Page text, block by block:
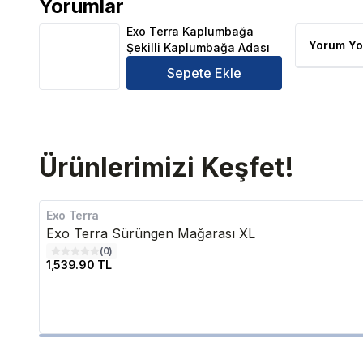
Yorumlar
Exo Terra Kaplumbağa Şekilli Kaplumbağa Adası
Exo Terra Kaplumbağa
Şekilli Kaplumbağa Adası
Sepete Ekle
Yorum
Ürünlerimizi Keşfet!
Exo Terra
Exo Terra Sürüngen Mağarası XL
(0)
1,539.90 TL